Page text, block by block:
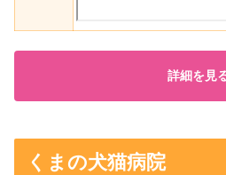
詳細を見
くまの犬猫病院